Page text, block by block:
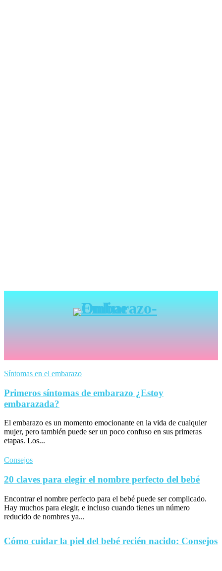
Síntomas en el embarazo
Primeros síntomas de embarazo ¿Estoy
embarazada?
El embarazo es un momento emocionante en la vida de cualquier
mujer, pero también puede ser un poco confuso en sus primeras
etapas. Los...
Consejos
20 claves para elegir el nombre perfecto del bebé
Encontrar el nombre perfecto para el bebé puede ser complicado.
Hay muchos para elegir, e incluso cuando tienes un número
reducido de nombres ya...
Cómo cuidar la piel del bebé recién nacido: Consejos